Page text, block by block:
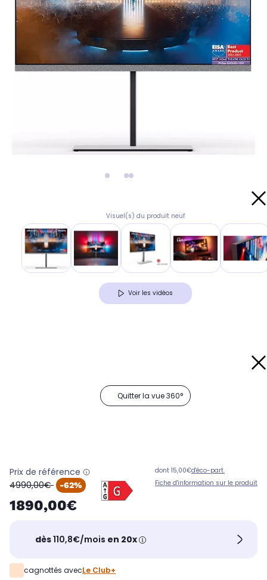
Visuel(s) du produit neuf
Voir les vidéos
Quitter la vue 360°
Prix de référence
oldPrice
4990,00€ -62%
1890,00€
dont 15,00€d'éco-part.
Fiche d'information sur le produit
dès110,8€/mois en 20x
cagnottés avecLe Club+